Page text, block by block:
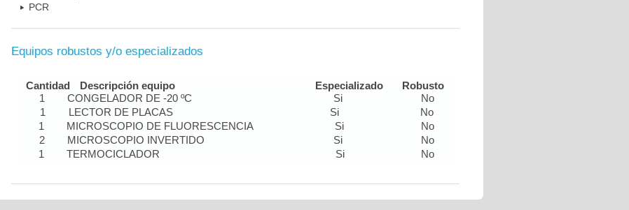
PCR
Equipos robustos y/o especializados
Cantidad Descripción equipo Especializado
Robusto
1
CONGELADOR DE -20 ºC Si
No
1
LECTOR DE PLACAS Si
No
1
MICROSCOPIO DE FLUORESCENCIA Si
No
2
MICROSCOPIO INVERTIDO Si
No
1
TERMOCICLADOR Si No